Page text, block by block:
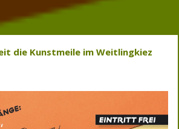
die Kunstmeile im Weitlingkiez